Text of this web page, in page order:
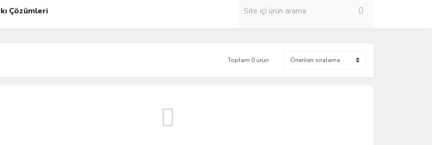
Çözümleri
Toplam 0 ürün